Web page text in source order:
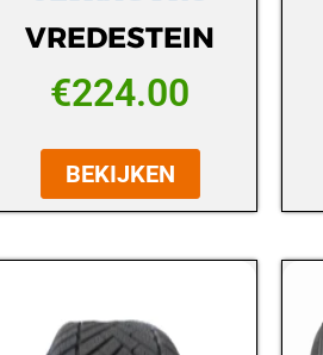
VREDESTEIN
€224.00
BEKIJKEN